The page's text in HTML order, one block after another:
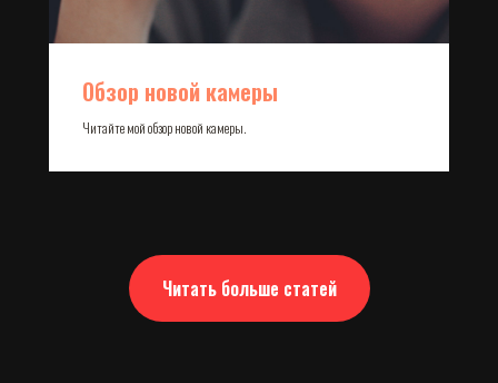
Обзор новой камеры
Читайте мой обзор новой камеры.
Читать больше статей